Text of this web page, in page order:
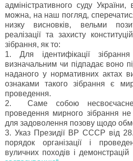
адміністративного суду
можна, на наш погляд,
низку висновків, вельми
реалізації та захисту
зібрання, як то:
1. Для ідентифікації
визначальним чи підпадає воно
наданого у нормативних актах
ознаками такого зібрання є
проведення.
2. Саме собою несвоєчасне
проведення мирного зібрання
для задоволення позову щодо
3. Указ Президії ВР СССР від
порядок організації і
вуличних походів і